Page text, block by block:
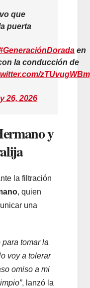
que
puerta
en
la conducción de
26, 2026
y
la filtración
, quien
una
para tomar la
voy a tolerar
omiso a mi
, lanzó la